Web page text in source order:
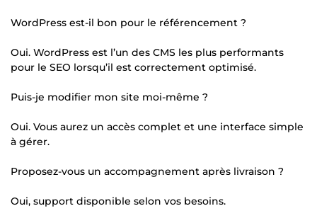
WordPress est-il bon pour le référencement ?
Oui. WordPress est l’un des CMS les plus performants
pour le SEO lorsqu’il est correctement optimisé.
Puis-je modifier mon site moi-même ?
Oui. Vous aurez un accès complet et une interface simple
à gérer.
Proposez-vous un accompagnement après livraison ?
Oui, support disponible selon vos besoins.